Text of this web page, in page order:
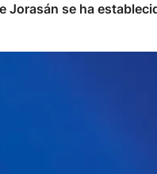
se ha